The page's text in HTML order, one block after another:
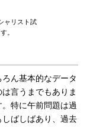
ャリスト試
。
ん基本的なデータ
言うまでもありま
特に午前問題は過
ばしばあり、過去